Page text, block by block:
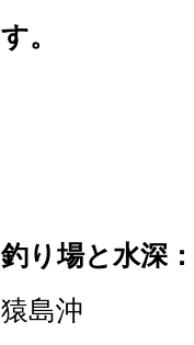
す。
釣り場と水深：
猿島沖